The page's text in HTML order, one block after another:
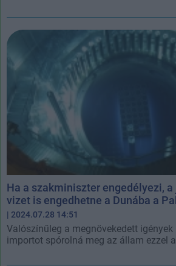
Ha a szakminiszter engedélyezi,
vizet is engedhetne a Dunába a
| 2024.07.28 14:51
Valószínűleg a megnövekedett
importot spórolná meg az állam ezzel a